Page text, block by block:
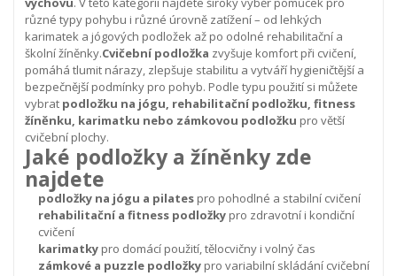
různé typy pohybu i různé úrovně zatížení – od lehkých
karimatek a jógových podložek až po odolné rehabilitační a
školní žíněnky.Cvičební podložka zvyšuje komfort při cvičení,
pomáhá tlumit nárazy, zlepšuje stabilitu a vytváří hygieničtější a
bezpečnější podmínky pro pohyb. Podle typu použití si můžete
vybrat podložku na jógu, rehabilitační podložku, fitness
žíněnku, karimatku nebo zámkovou podložku pro větší
cvičební plochy.
Jaké podložky a žíněnky zde
najdete
podložky na jógu a pilates pro pohodlné a stabilní cvičení
rehabilitační a fitness podložky pro zdravotní i kondiční
cvičení
karimatky pro domácí použití, tělocvičny i volný čas
zámkové a puzzle podložky pro variabilní skládání cvičební